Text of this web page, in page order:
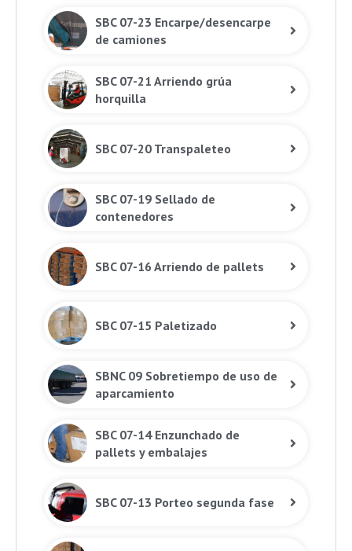
SBC 07-23 Encarpe/desencarpe
de camiones
SBC 07-21 Arriendo grúa
horquilla
SBC 07-20 Transpaleteo
SBC 07-19 Sellado de
contenedores
SBC 07-16 Arriendo de pallets
SBC 07-15 Paletizado
SBNC 09 Sobretiempo de uso de
aparcamiento
SBC 07-14 Enzunchado de
pallets y embalajes
SBC 07-13 Porteo segunda fase